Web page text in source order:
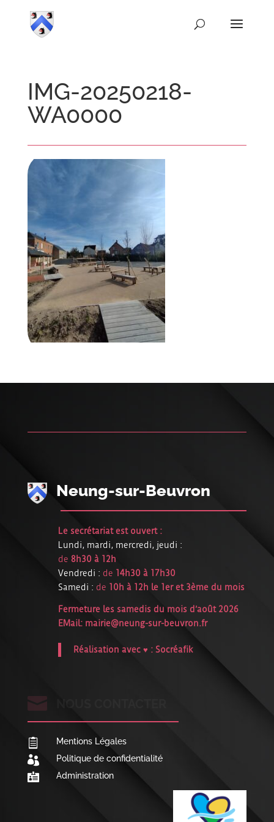
IMG-20250218-
WA0000
Neung-sur-Beuvron
Le secrétariat est ouvert :
Lundi, mardi, mercredi, jeudi :
de 8h30 à 12h
Vendredi : de 14h30 à 17h30
Samedi : de 10h à 12h le 1er et 3ème du mois
Fermeture les samedis du mois d’août 2026
EMail: mairie@neung-sur-beuvron.fr
Réalisation avec ♥ : Socréafik

 Mentions Légales
 Politique de confidentialité
 Administration